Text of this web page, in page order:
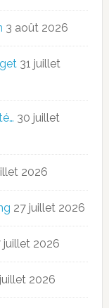
3 août 2026
31 juillet
30 juillet
2026
27 juillet 2026
juillet 2026
2026